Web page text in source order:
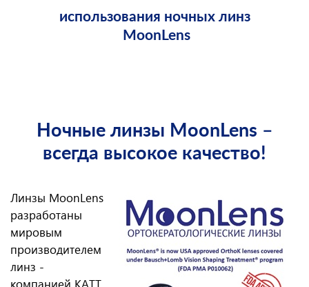
использования ночных линз
MoonLens
Ночные линзы MoonLens –
всегда высокое качество!
Линзы MoonLens
разработаны
мировым
производителем
линз -